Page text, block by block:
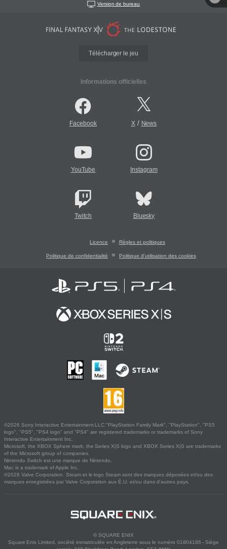
Version de bureau
Télécharger le jeu
Informations officielles
Facebook X/ News
YouTube Instagram
Twitch Bluesky
Licence Règles et politiques
Politique de confidentialité Politique d'utilisation des cookies
©2026 Sony Interactive Entertainment LLC."PlayStation Family Mark", "PlayStation", "PS5
logo", "PS5", "PS4 logo" and "PS4" are registered trademarks or trademarks of Sony
Interactive Entertainment Inc.
Microsoft, the XBOX Sphere mark, the Series X|S logo and XBOX Series X|S are trademarks
of the Microsoft group of companies.
Nintendo Switch est une marque de Nintendo.
Mac is a trademark of Apple Inc.
©2026 Valve Corporation. Steam et le logo Steam sont des marques déposées et/ou des
marques enregistrées par Valve Corporation aux É.U. et/ou dans d'autres pays.
© SQUARE ENIX
Square Enix Limited, société immatriculée en Angleterre sous le numéro 01804186 - Siège